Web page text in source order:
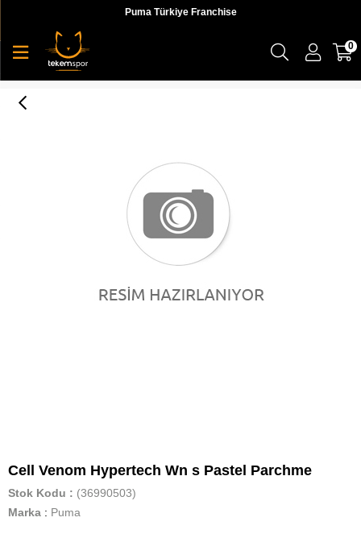
Puma Türkiye Franchise
0
Cell Venom Hypertech Wn s Pastel Parchme
Stok Kodu
(36990503)
Marka : Puma